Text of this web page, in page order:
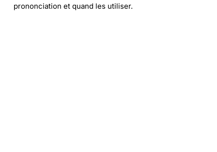
prononciation et quand les utiliser.